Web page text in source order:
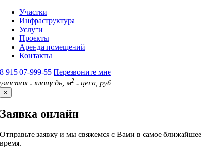
Участки
Инфраструктура
Услуги
Проекты
Аренда помещений
Контакты
8 915 07-999-55 Перезвоните мне
участок - площадь, м2 - цена, руб.
×
Заявка онлайн
Отправьте заявку и мы свяжемся с Вами в самое ближайшее
время.